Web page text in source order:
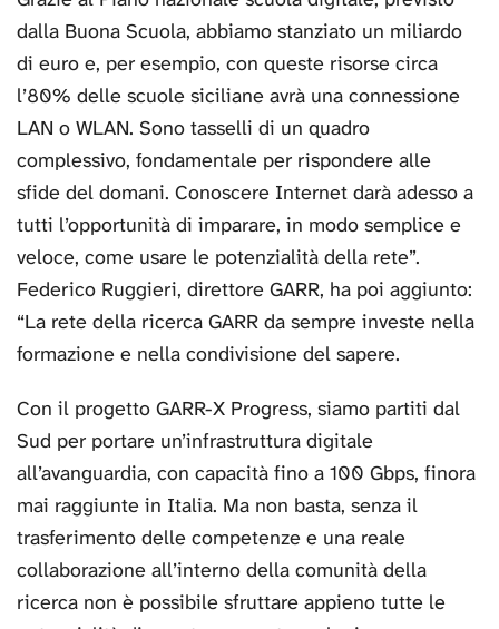
dalla Buona Scuola, abbiamo stanziato un miliardo
di euro e, per esempio, con queste risorse circa
l’80% delle scuole siciliane avrà una connessione
LAN o WLAN. Sono tasselli di un quadro
complessivo, fondamentale per rispondere alle
sfide del domani. Conoscere Internet darà adesso a
tutti l’opportunità di imparare, in modo semplice e
veloce, come usare le potenzialità della rete”.
Federico Ruggieri, direttore GARR, ha poi aggiunto:
“La rete della ricerca GARR da sempre investe nella
formazione e nella condivisione del sapere.
Con il progetto GARR-X Progress, siamo partiti dal
Sud per portare un’infrastruttura digitale
all’avanguardia, con capacità fino a 100 Gbps, finora
mai raggiunte in Italia. Ma non basta, senza il
trasferimento delle competenze e una reale
collaborazione all’interno della comunità della
ricerca non è possibile sfruttare appieno tutte le